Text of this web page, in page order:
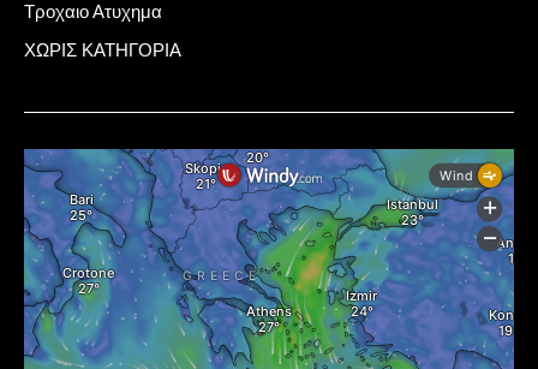
Τροχαιο Ατυχημα
ΧΩΡΙΣ ΚΑΤΗΓΟΡΙΑ